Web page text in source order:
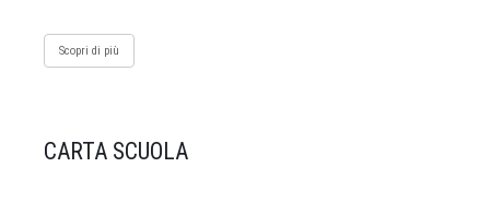
Scopri di più
CARTA SCUOLA